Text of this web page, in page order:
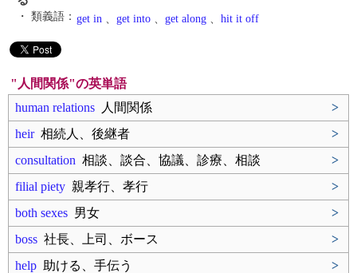
・ 類義語： get in 、 get into 、 get along 、 hit it off
"人間関係"の英単語
human relations 人間関係
>
heir相続人、後継者
>
consultation 相談、談合、協議、診療、相談
>
filial piety 親孝行、孝行
>
both sexes 男女
>
boss 社長、上司、ボース
>
help 助ける、手伝う
>